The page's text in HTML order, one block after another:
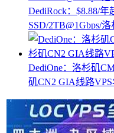
DediRock：$8.88/年
SSD/2TB@1Gbps/
DediOne：洛杉矶
矶CN2 GIA线路